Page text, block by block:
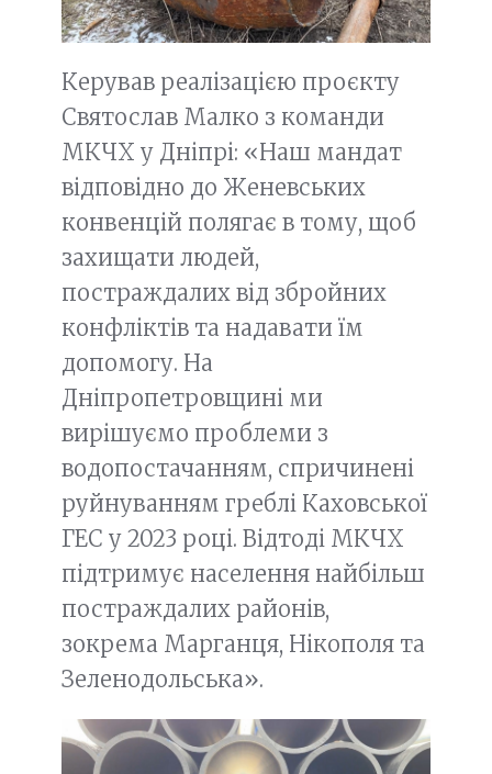
Керував реалізацією проєкту
Святослав Малко з команди
МКЧХ у Дніпрі: «Наш мандат
відповідно до Женевських
конвенцій полягає в тому, щоб
захищати людей,
постраждалих від збройних
конфліктів та надавати їм
допомогу. На
Дніпропетровщині ми
вирішуємо проблеми з
водопостачанням, спричинені
руйнуванням греблі Каховської
ГЕС у 2023 році. Відтоді МКЧХ
підтримує населення найбільш
постраждалих районів,
зокрема Марганця, Нікополя та
Зеленодольська».